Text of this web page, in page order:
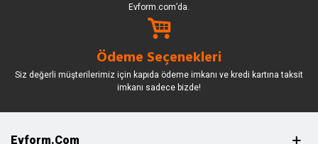
Evform.com’da.
Ödeme Seçenekleri
Siz değerli müşterilerimiz için kapıda ödeme imkanı ve kredi kartına taksit
imkanı sadece bizde!
Evform.com